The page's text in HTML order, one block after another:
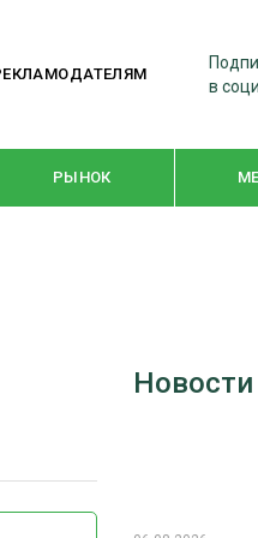
в
РЫНОК
WOODEX-2021
СУШКА ДРЕВЕСИНЫ
Новости